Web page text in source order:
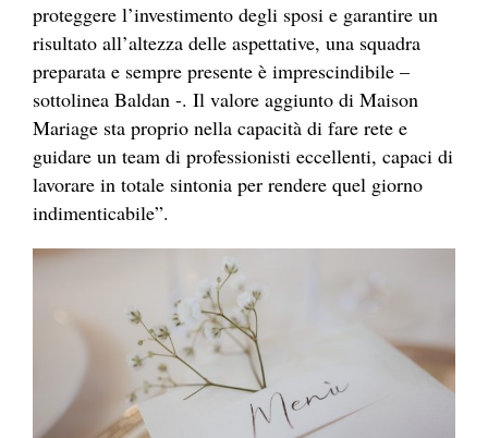
proteggere l’investimento degli sposi e garantire un
risultato all’altezza delle aspettative, una squadra
preparata e sempre presente è imprescindibile –
sottolinea Baldan -. Il valore aggiunto di Maison
Mariage sta proprio nella capacità di fare rete e
guidare un team di professionisti eccellenti, capaci di
lavorare in totale sintonia per rendere quel giorno
indimenticabile”.